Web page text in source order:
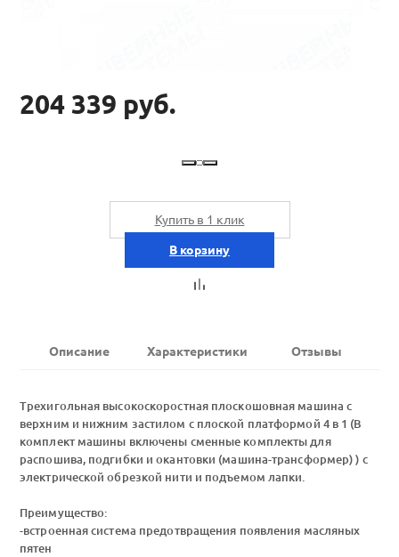
204 339 руб.
Купить в 1 клик
В корзину
Описание Характеристики Отзывы
Трехигольная высокоскоростная плоскошовная машина с
верхним и нижним застилом с плоской платформой 4 в 1 (В
комплект машины включены сменные комплекты для
распошива, подгибки и окантовки (машина-трансформер) ) с
электрической обрезкой нити и подъемом лапки.
Преимущество:
-встроенная система предотвращения появления масляных
пятен